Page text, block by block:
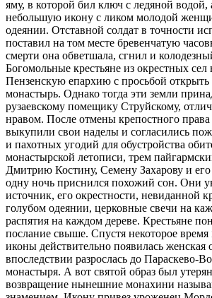
яму, в которой бил ключ с ледяной
небольшую икону с ликом молодой
одеянии. Отставной солдат в точности
поставил на том месте бревенчатую
смерти она обветшала, сгнил и
Богомольные крестьяне из окрестных сел
Пензенскую епархию с просьбой открыть
монастырь. Однако тогда эти земли
рузаевскому помещику Струйскому,
нравом. После отмены крепостного права
выкупили свои наделы и согласились
и пахотных угодий для обустройства
монастырской летописи, трем
Дмитрию Костину, Семену Захарову и
одну ночь приснился похожий сон. Они
источник, его окрестности, невиданной
голубом одеянии, церковные свечи на
распятия на каждом дереве. Крестьяне
послание свыше. Спустя некоторое время
иконы действительно появилась женская
впоследствии разрослась до Параскево-
монастыря. А вот святой образ был
возвращение нынешние монахини